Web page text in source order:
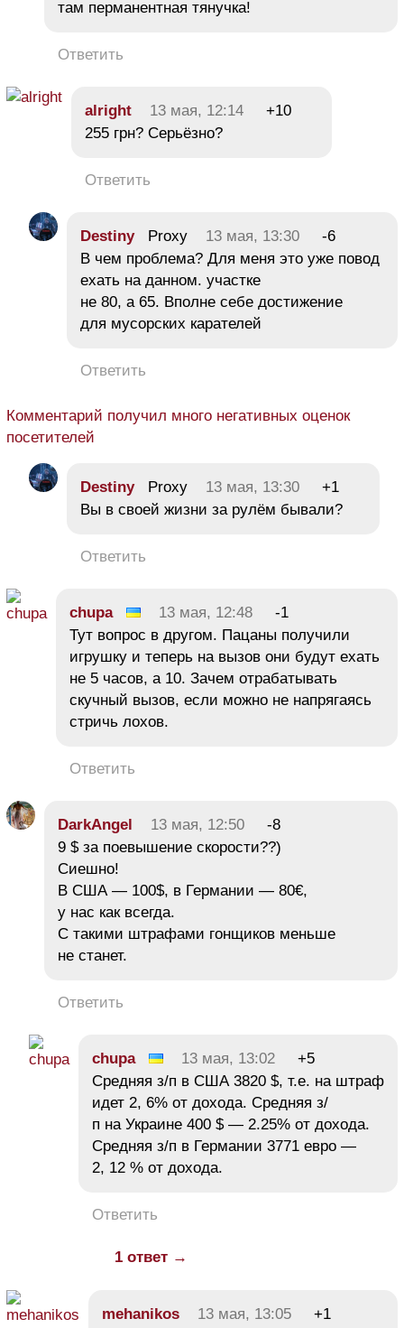
там перманентная тянучка!
Ответить
alright 13 мая, 12:14
+10
255 грн? Серьёзно?
Ответить
DestinyProxy 13 мая, 13:30
-6
В чем проблема? Для меня это уже повод
ехать на данном. участке
не 80, а 65. Вполне себе достижение
для мусорских карателей
Ответить
Комментарий получил много негативных оценок
посетителей
DestinyProxy 13 мая, 13:30
+1
Вы в своей жизни за рулём бывали?
Ответить
chupa 13 мая, 12:48
-1
Тут вопрос в другом. Пацаны получили
игрушку и теперь на вызов они будут ехать
не 5 часов, а 10. Зачем отрабатывать
скучный вызов, если можно не напрягаясь
стричь лохов.
Ответить
DarkAngel 13 мая, 12:50
-8
9 $ за поевышение скорости??)
Сиешно!
В США — 100$, в Германии — 80€,
у нас как всегда.
С такими штрафами гонщиков меньше
не станет.
Ответить
chupa 13 мая, 13:02
+5
Средняя з/п в США 3820 $, т.е. на штраф
идет 2, 6% от дохода. Средняя з/
п на Украине 400 $ — 2.25% от дохода.
Средняя з/п в Германии 3771 евро —
2, 12 % от дохода.
Ответить
1 ответ →
mehanikos 13 мая, 13:05 +1